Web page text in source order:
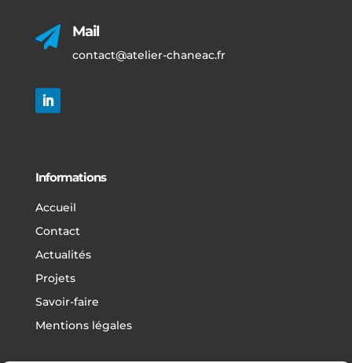
 Mail
contact@atelier-chaneac.fr
Informations
Accueil
Contact
Actualités
Projets
Savoir-faire
Mentions légales